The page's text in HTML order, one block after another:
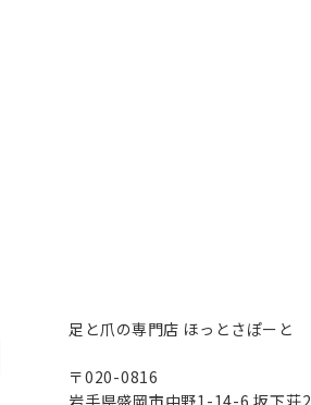
足と爪の専門店 ほっとさぽーと
〒020-0816
岩手県盛岡市中野1-14-6 坂下荘2